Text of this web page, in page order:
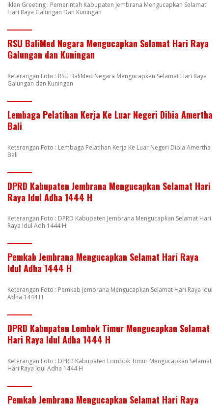
Iklan Greeting : Pemerintah Kabupaten Jembrana Mengucapkan Selamat
Hari Raya Galungan Dan Kuningan
RSU BaliMed Negara Mengucapkan Selamat Hari Raya
Galungan dan Kuningan
Keterangan Foto : RSU BaliMed Negara Mengucapkan Selamat Hari Raya
Galungan dan Kuningan
Lembaga Pelatihan Kerja Ke Luar Negeri Dibia Amertha
Bali
Keterangan Foto : Lembaga Pelatihan Kerja Ke Luar Negeri Dibia Amertha
Bali
DPRD Kabupaten Jembrana Mengucapkan Selamat Hari
Raya Idul Adha 1444 H
Keterangan Foto : DPRD Kabupaten Jembrana Mengucapkan Selamat Hari
Raya Idul Adh 1444 H
Pemkab Jembrana Mengucapkan Selamat Hari Raya
Idul Adha 1444 H
Keterangan Foto : Pemkab Jembrana Mengucapkan Selamat Hari Raya Idul
Adha 1444 H
DPRD Kabupaten Lombok Timur Mengucapkan Selamat
Hari Raya Idul Adha 1444 H
Keterangan Foto : DPRD Kabupaten Lombok Timur Mengucapkan Selamat
Hari Raya Idul Adha 1444 H
Pemkab Jembrana Mengucapkan Selamat Hari Raya